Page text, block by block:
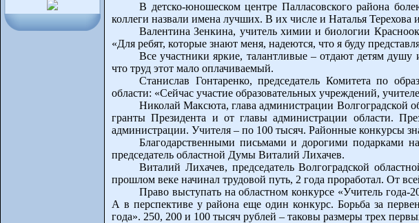
В детско-юношеском центре Палласовского района
коллеги назвали имена лучших. В их числе и Наталья Терехова
Валентина Зенкина, учитель химии и биологии
«Для ребят, которые знают меня, надеются, что я буду
Все участники яркие, талантливые – отдают детям душу
что труд этот мало оплачиваемый.
Станислав Гонтаренко, председатель Комитета по
области: «Сейчас участие образовательных учреждений,
Николай Максюта, глава администрации Волгоградской
гранты Президента и от главы администрации области.
администрации. Учителя – по 100 тысяч. Районные конкурсы
Благодарственными письмами и дорогими подарками
председатель областной Думы Виталий Лихачев.
Виталий Лихачев, председатель Волгоградской
прошлом веке начинал трудовой путь, 2 года проработал. От
Право выступать на областном конкурсе «Учитель года-
А в перспективе у района еще один конкурс. Борьба за
года». 250, 200 и 100 тысяч рублей – таковы размеры трех